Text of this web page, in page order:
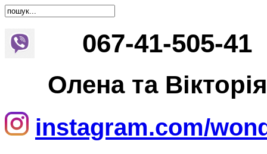
067-41-505-41
Олена та Вікторія
instagram.com/